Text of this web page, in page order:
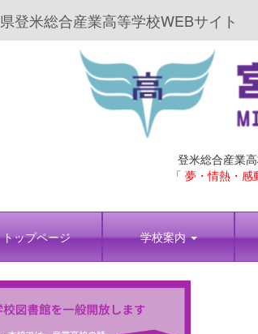
登米総合産業高等学校WEBサイト
登米総合産業
「 夢・情熱・感
トップページ 学校案内